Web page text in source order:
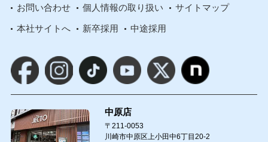
お問い合わせ 個人情報の取り扱い サイトマップ
本社サイトへ 新卒採用 中途採用
中原店
〒211-0053
川崎市中原区上小田中6丁目20-2